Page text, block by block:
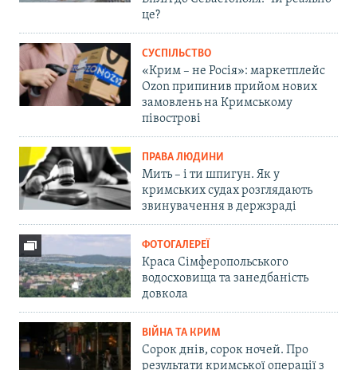
це?
СУСПІЛЬСТВО
«Крим – не Росія»: маркетплейс
Ozon припинив прийом нових
замовлень на Кримському
півострові
ПРАВА ЛЮДИНИ
Мить – і ти шпигун. Як у
кримських судах розглядають
звинувачення в держзраді
ФОТОГАЛЕРЕЇ
Краса Сімферопольського
водосховища та занедбаність
довкола
ВІЙНА ТА КРИМ
Сорок днів, сорок ночей. Про
результати кримської операції з